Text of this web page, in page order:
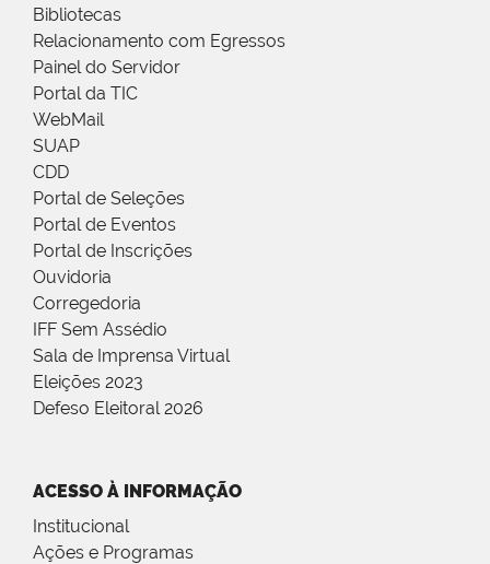
Bibliotecas
Relacionamento com Egressos
Painel do Servidor
Portal da TIC
WebMail
SUAP
CDD
Portal de Seleções
Portal de Eventos
Portal de Inscrições
Ouvidoria
Corregedoria
IFF Sem Assédio
Sala de Imprensa Virtual
Eleições 2023
Defeso Eleitoral 2026
ACESSO À INFORMAÇÃO
Institucional
Ações e Programas